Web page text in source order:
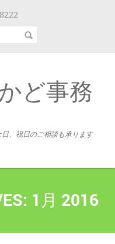
ど事務
、祝日のご相談も承ります
1月 2016